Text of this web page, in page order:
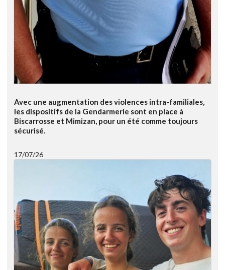
Avec une augmentation des violences intra-familiales,
les dispositifs de la Gendarmerie sont en place à
Biscarrosse et Mimizan, pour un été comme toujours
sécurisé.
17/07/26